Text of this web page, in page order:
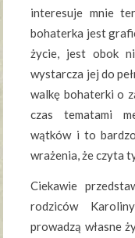
interesuje mnie
bohaterka jest
życie, jest obok
wystarcza jej do
walkę bohaterki o
czas tematami
wątków i to
wrażenia, że czyta
Ciekawie
rodziców
prowadzą własne